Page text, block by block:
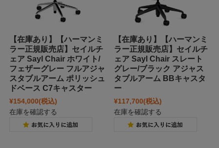
【在庫あり】【ハーマンミ
ラー正規販売店】セイルチ
ェア Sayl Chair ホワイト/
フェザーグレー フルアジャ
スタブルアーム ポリッシュ
ドベース C7キャスター
¥154,000(税込)
在庫を確認する
【在庫あり】【ハーマンミ
ラー正規販売店】セイルチ
ェア Sayl Chair スレート
グレー/ブラック アジャス
タブルアーム BBキャスタ
ー
¥117,700(税込)
在庫を確認する